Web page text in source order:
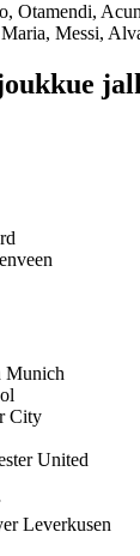
Otamendi,
Messi,
Munich
City
United
Leverkusen